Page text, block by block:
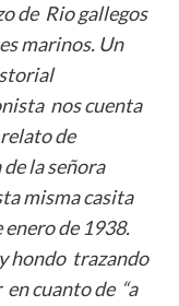
de Rio gallegos
marinos. Un
nos cuenta
de
la señora
misma casita
de 1938.
hondo trazando
cuanto de “a